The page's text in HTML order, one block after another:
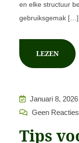
en elke structuur
gebruiksgemak […]
LEZEN
Januari 8, 2026
Geen Reacties
Tips